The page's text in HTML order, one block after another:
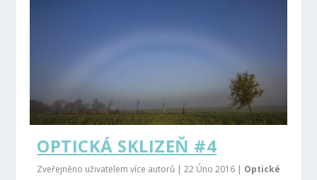
OPTICKÁ SKLIZEŇ #4
Zveřejněno uživatelem více autorů |22 Úno 2016 | Optické